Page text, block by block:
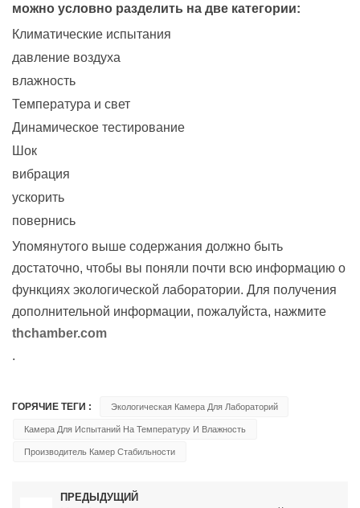
можно условно разделить на две категории:
Климатические испытания
давление воздуха
влажность
Температура и свет
Динамическое тестирование
Шок
вибрация
ускорить
повернись
Упомянутого выше содержания должно быть
достаточно, чтобы вы поняли почти всю информацию о
функциях экологической лаборатории. Для получения
дополнительной информации, пожалуйста, нажмите
thchamber.com
.
ГОРЯЧИЕ ТЕГИ : Экологическая Камера Для Лабораторий
Камера Для Испытаний На Температуру И Влажность
Производитель Камер Стабильности
ПРЕДЫДУЩИЙ